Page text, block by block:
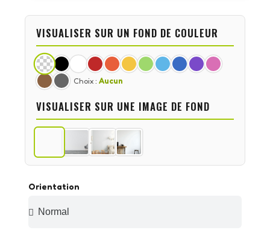
Orientation
VISUALISER SUR UN FOND DE COULEUR
Choix : Aucun
VISUALISER SUR UNE IMAGE DE FOND